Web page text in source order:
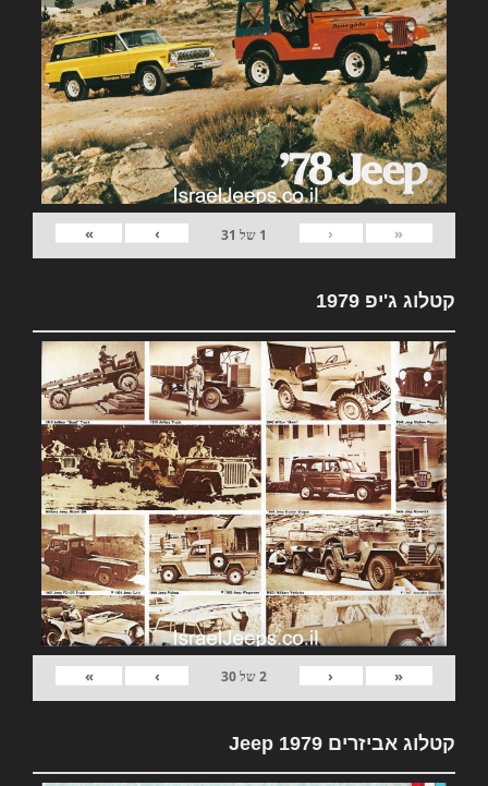
«
‹
1 של 31
›
»
קטלוג ג'יפ 1979
«
‹
2של30
›
»
קטלוג אביזרים 1979 Jeep